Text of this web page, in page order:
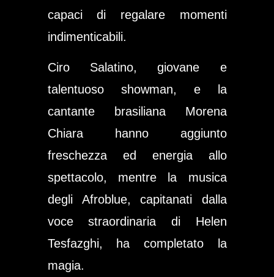
capaci di regalare momenti
indimenticabili.
Ciro Salatino, giovane e
talentuoso showman, e la
cantante brasiliana Morena
Chiarahanno aggiunto
freschezza ed energia allo
spettacolo, mentre la musica
degli Afroblue, capitanati dalla
voce straordinaria di Helen
Tesfazghi, ha completato la
magia.